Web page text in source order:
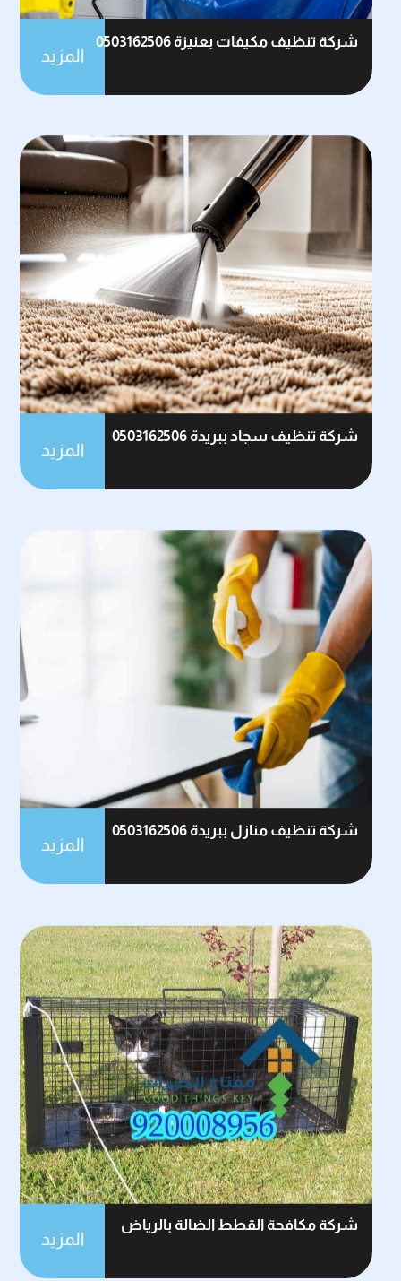
شركة تنظيف مكيفات بعنيزة 0503162506
المزيد
شركة تنظيف سجاد ببريدة 0503162506
المزيد
شركة تنظيف منازل ببريدة 0503162506
المزيد
شركة مكافحة القطط الضالة بالرياض
المزيد